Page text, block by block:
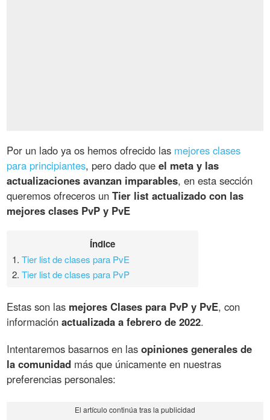
Por un lado ya os hemos ofrecido las mejores clases
para principiantes, pero dado queel meta y las
actualizaciones avanzan imparables, en esta sección
queremos ofreceros unTier list actualizado con las
mejores clases PvP y PvE
Índice
1.Tier list de clases para PvE
2.Tier list de clases para PvP
Estas son las mejores Clases para PvP y PvE, con
informaciónactualizada a febrero de 2022.
Intentaremos basarnos en lasopiniones generales de
la comunidad más que únicamente en nuestras
preferencias personales: